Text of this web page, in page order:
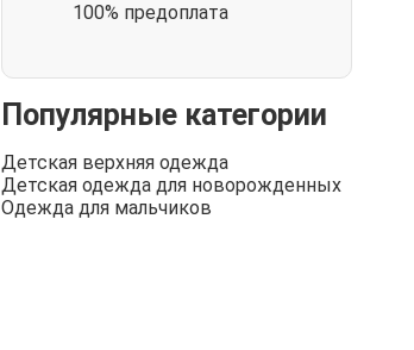
100% предоплата
Популярные категории
Детская верхняя одежда
Детская одежда для новорожденных
Одежда для мальчиков